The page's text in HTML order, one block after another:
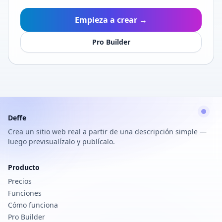
Empieza a crear →
Pro Builder
Deffe
Crea un sitio web real a partir de una descripción simple —
luego previsualízalo y publícalo.
Producto
Precios
Funciones
Cómo funciona
Pro Builder